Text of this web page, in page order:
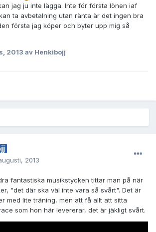
jag ju inte lägga. Inte för första lönen iaf
ta avbetalning utan ränta är det ingen bra
första jag köper och byter upp mig så
2013 av Henkibojj
2013
fantastiska musikstycken tittar man på när
"det där ska väl inte vara så svårt". Det är
med lite träning, men att få allt att sitta
som hon här levererar, det är jäkligt svårt.